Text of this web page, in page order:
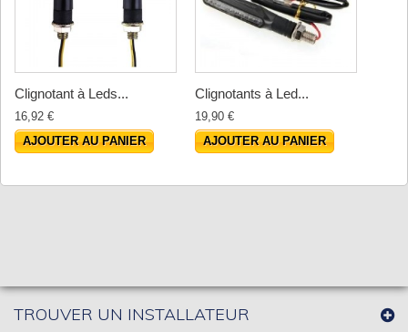
Clignotant à Leds...
16,92 €
AJOUTER AU PANIER
Clignotants à Led...
19,90 €
AJOUTER AU PANIER
TROUVER UN INSTALLATEUR